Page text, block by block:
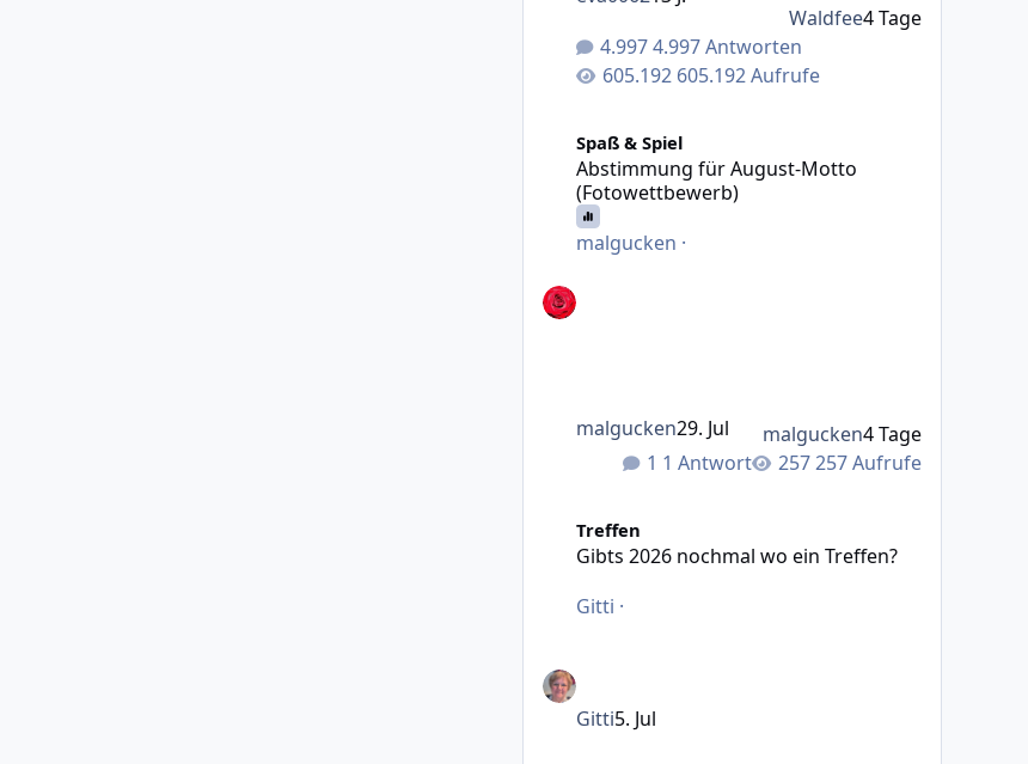
4.997 Antworten
605.192 Aufrufe
Waldfee4 Tage
Spaß & Spiel
Abstimmung für August-Motto
(Fotowettbewerb)
malgucken ·
1 Antwort 257 Aufrufe
malgucken29. Jul malgucken4 Tage
Treffen
Gibts 2026 nochmal wo ein Treffen?
Gitti ·
Gitti5. Jul